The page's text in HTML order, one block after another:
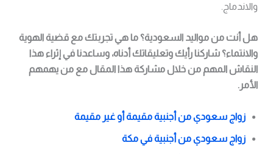
والاندماج.
هل أنت من مواليد السعودية؟ ما هي تجربتك مع قضية الهوية
والانتماء؟ شاركنا رأيك وتعليقاتك أدناه، وساعدنا في إثراء هذا
النقاش المهم من خلال مشاركة هذا المقال مع من يهمهم
الأمر.
زواج سعودي من أجنبية مقيمة أو غير مقيمة
زواج سعودي من أجنبية في مكة